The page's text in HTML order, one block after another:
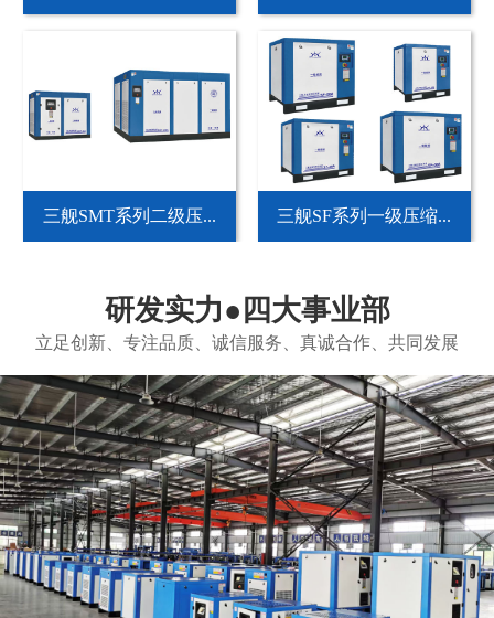
三舰SMT系列二级压... 三舰SF系列一级压缩...
研发实力●四大事业部
立足创新、专注品质、诚信服务、真诚合作、共同发展